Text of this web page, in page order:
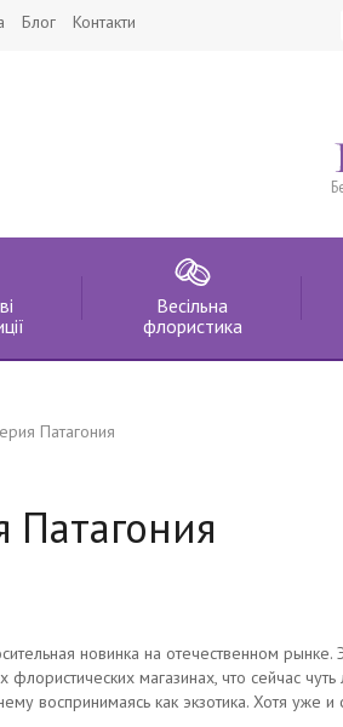
Блог Контакти
Весільна
флористика
Патагония
Патагония
новинка на отечественном
магазинах, что сейчас
воспринимаясь как экзотика. Хотя уже